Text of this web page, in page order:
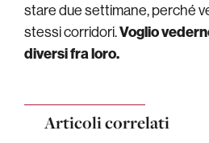
stare due settimane, perché
stessi corridori.Voglio
diversi fra loro.
Articoli correlati